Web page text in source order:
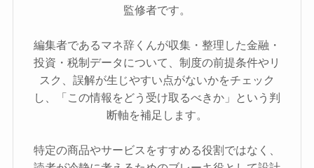
監修者です。
編集者であるマネ辞くんが収集・整理した金融・
投資・税制データについて、制度の前提条件やリ
スク、誤解が生じやすい点がないかをチェック
し、「この情報をどう受け取るべきか」という判
断軸を補足します。
特定の商品やサービスをすすめる役割ではなく、